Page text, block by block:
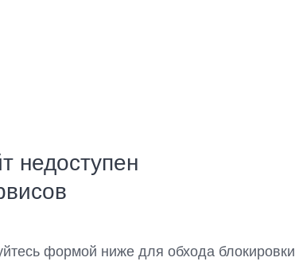
недоступен
формой ниже для обхода блокировки